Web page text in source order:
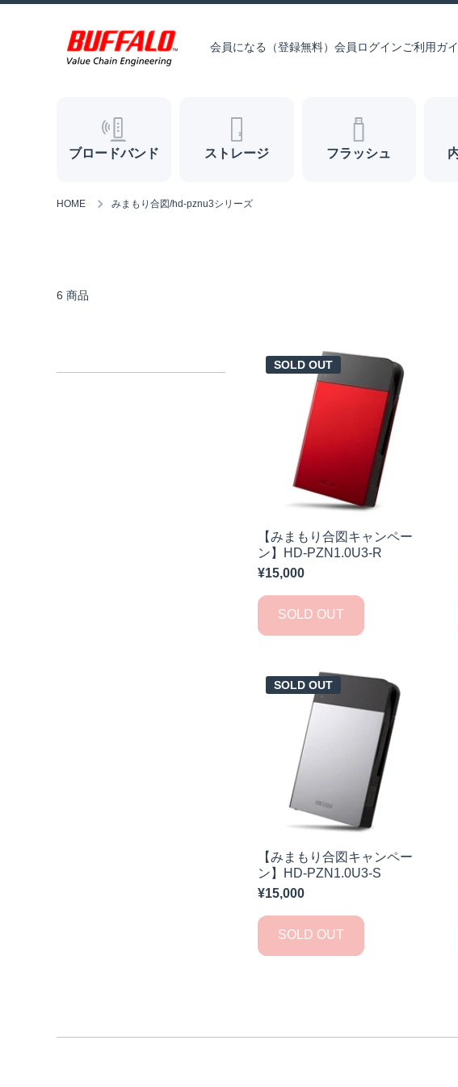
会員になる（登録無料） 会員ログインご利用ガ
ブロードバンド ストレージ フラッシュ
HOME みまもり合図/hd-pznu3シリーズ
6 商品
SOLD OUT
【みまもり合図キャンペー
ン】HD-PZN1.0U3-R
¥15,000
SOLD OUT
SOLD OUT
【みまもり合図キャンペー
ン】HD-PZN1.0U3-S
¥15,000
SOLD OUT